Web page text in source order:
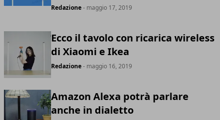
Redazione- maggio 17, 2019
Ecco il tavolo con ricarica wireless
di Xiaomi e Ikea
Redazione- maggio 16, 2019
Amazon Alexa potrà parlare
anche in dialetto